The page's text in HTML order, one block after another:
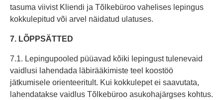
tasuma viivist Kliendi ja Tõlkebüroo vahelises lepingus
kokkulepitud või arvel näidatud ulatuses.
7. LÕPPSÄTTED
7.1. Lepingupooled püüavad kõiki lepingust tulenevaid
vaidlusi lahendada läbirääkimiste teel koostöö
jätkumisele orienteeritult. Kui kokkulepet ei saavutata,
lahendatakse vaidlus Tõlkebüroo asukohajärgses kohtus.